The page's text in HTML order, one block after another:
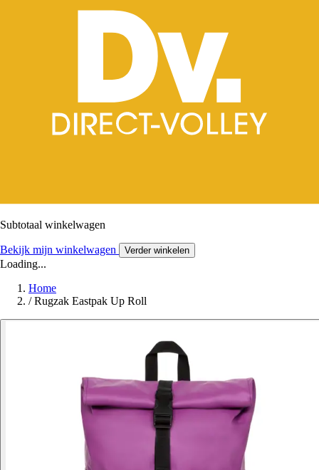
Subtotaal winkelwagen
Bekijk mijn winkelwagen Verder winkelen
Loading...
Home
/ Rugzak Eastpak Up Roll